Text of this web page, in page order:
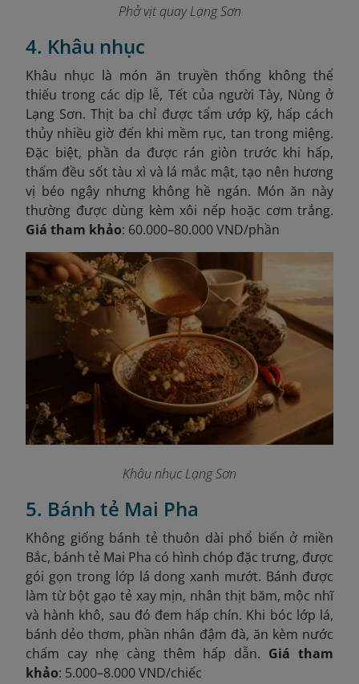
Phở vịt quay Lạng Sơn
4. Khâu nhục
Khâu nhục là món ăn truyền thống không thể
thiếu trong các dịp lễ, Tết của người Tày, Nùng ở
Lạng Sơn. Thịt ba chỉ được tẩm ướp kỹ, hấp cách
thủy nhiều giờ đến khi mềm rục, tan trong miệng.
Đặc biệt, phần da được rán giòn trước khi hấp,
thấm đều sốt tàu xì và lá mắc mật, tạo nên hương
vị béo ngậy nhưng không hề ngán. Món ăn này
thường được dùng kèm xôi nếp hoặc cơm trắng.
Giá tham khảo: 60.000–80.000 VND/phần
Khâu nhục Lạng Sơn
5. Bánh tẻ Mai Pha
Không giống bánh tẻ thuôn dài phổ biến ở miền
Bắc, bánh tẻ Mai Pha có hình chóp đặc trưng, được
gói gọn trong lớp lá dong xanh mướt. Bánh được
làm từ bột gạo tẻ xay mịn, nhân thịt băm, mộc nhĩ
và hành khô, sau đó đem hấp chín. Khi bóc lớp lá,
bánh dẻo thơm, phần nhân đậm đà, ăn kèm nước
chấm cay nhẹ càng thêm hấp dẫn. Giá tham
khảo: 5.000–8.000 VND/chiếc